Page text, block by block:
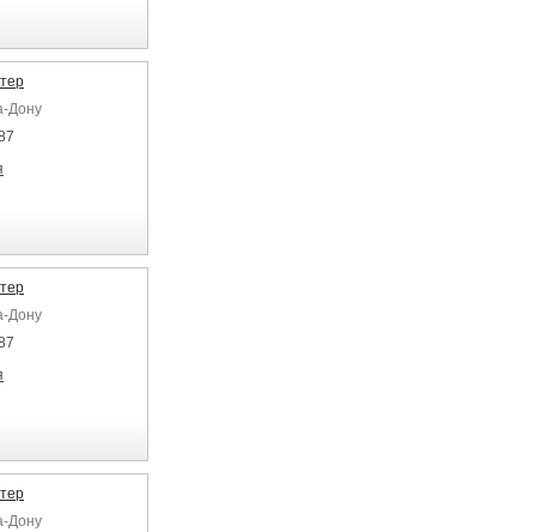
Дону
Дону
Дону